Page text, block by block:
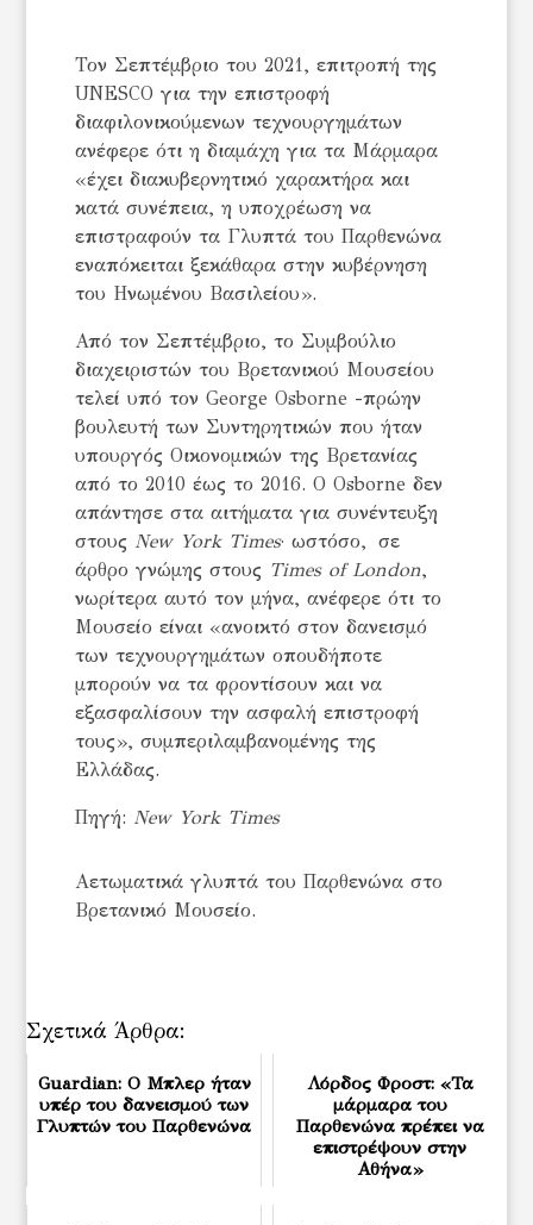
Τον Σεπτέμβριο του 2021, επιτροπή της
UNESCO για την επιστροφή
διαφιλονικούμενων τεχνουργημάτων
ανέφερε ότι η διαμάχη για τα Μάρμαρα
«έχει διακυβερνητικό χαρακτήρα και
κατά συνέπεια, η υποχρέωση να
επιστραφούν τα Γλυπτά του Παρθενώνα
εναπόκειται ξεκάθαρα στην κυβέρνηση
του Ηνωμένου Βασιλείου».
Από τον Σεπτέμβριο, το Συμβούλιο
διαχειριστών του Βρετανικού Μουσείου
τελεί υπό τον George Osborne -πρώην
βουλευτή των Συντηρητικών που ήταν
υπουργός Οικονομικών της Βρετανίας
από το 2010 έως το 2016. Ο Osborne δεν
απάντησε στα αιτήματα για συνέντευξη
στους New York Times· ωστόσο, σε
άρθρο γνώμης στους Times of London,
νωρίτερα αυτό τον μήνα, ανέφερε ότι το
Μουσείο είναι «ανοικτό στον δανεισμό
των τεχνουργημάτων οπουδήποτε
μπορούν να τα φροντίσουν και να
εξασφαλίσουν την ασφαλή επιστροφή
τους», συμπεριλαμβανομένης της
Ελλάδας.
Πηγή: New York Times
Αετωματικά γλυπτά του Παρθενώνα στο
Βρετανικό Μουσείο.
Σχετικά Άρθρα:
Guardian: Ο Μπλερ ήταν
υπέρ του δανεισμού των
Γλυπτών του Παρθενώνα
Λόρδος Φροστ: «Τα
μάρμαρα του
Παρθενώνα πρέπει να
επιστρέψουν στην
Αθήνα»